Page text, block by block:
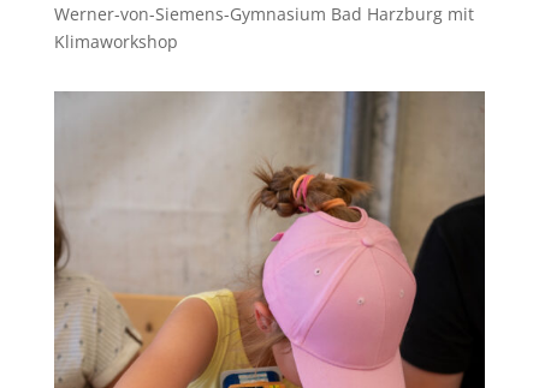
Werner-von-Siemens-Gymnasium Bad Harzburg mit
Klimaworkshop